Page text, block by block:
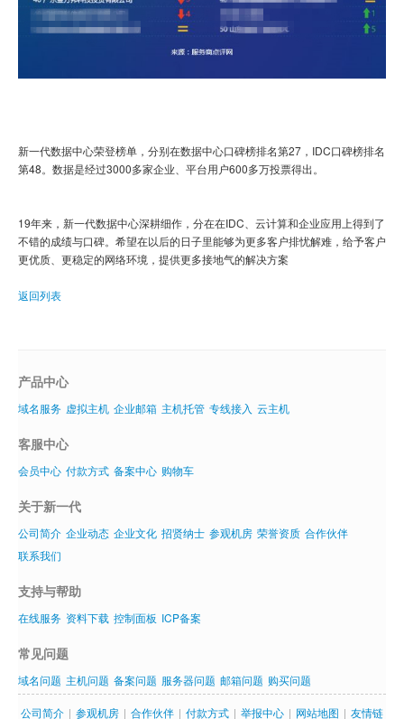
新一代数据中心荣登榜单，分别在数据中心口碑榜排名第27，IDC口碑榜排名
第48。数据是经过3000多家企业、平台用户600多万投票得出。
19年来，新一代数据中心深耕细作，分在在IDC、云计算和企业应用上得到了
不错的成绩与口碑。希望在以后的日子里能够为更多客户排忧解难，给予客户
更优质、更稳定的网络环境，提供更多接地气的解决方案
返回列表
产品中心
域名服务 虚拟主机 企业邮箱 主机托管 专线接入 云主机
客服中心
会员中心 付款方式 备案中心 购物车
关于新一代
公司简介 企业动态 企业文化 招贤纳士 参观机房 荣誉资质 合作伙伴
联系我们
支持与帮助
在线服务 资料下载 控制面板 ICP备案
常见问题
域名问题 主机问题 备案问题 服务器问题 邮箱问题 购买问题
公司简介 | 参观机房 | 合作伙伴 | 付款方式 | 举报中心 | 网站地图 | 友情链